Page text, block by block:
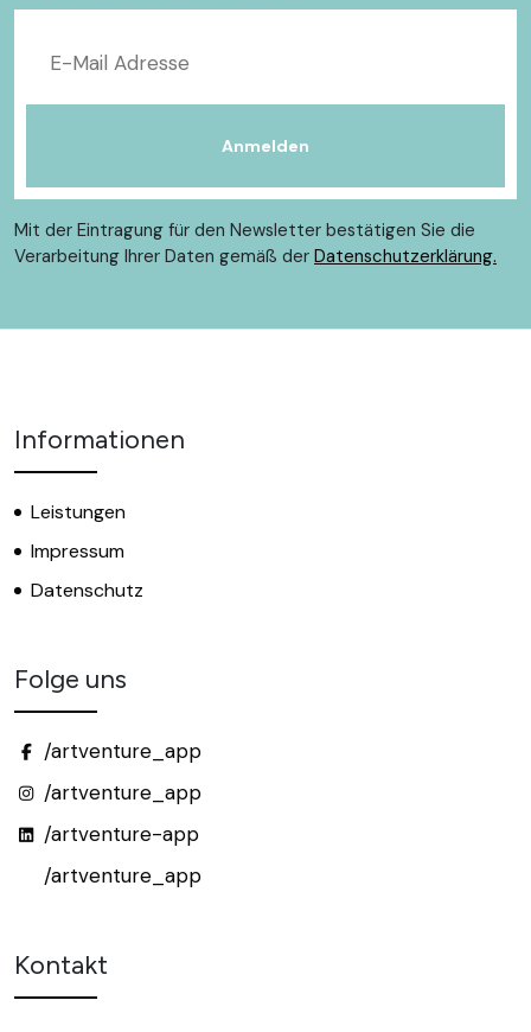
Mit der Eintragung für den Newsletter bestätigen Sie die
Verarbeitung Ihrer Daten gemäß der Datenschutzerklärung.
Informationen
Leistungen
Impressum
Datenschutz
Folge uns
/artventure_app
/artventure_app
/artventure-app
/artventure_app
Kontakt